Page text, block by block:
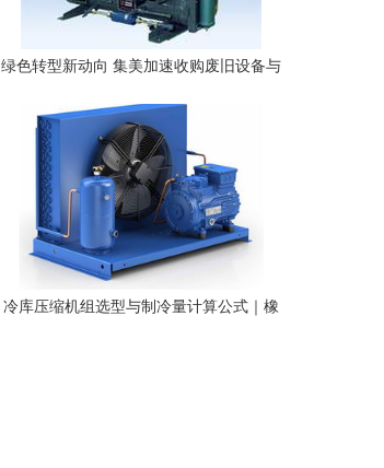
绿色转型新动向 集美加速收购废旧设备与
冷库压缩机组选型与制冷量计算公式｜橡